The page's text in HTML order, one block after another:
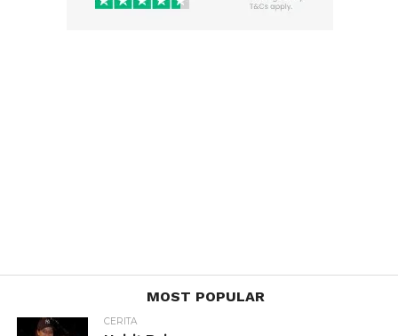
MOST POPULAR
CERITA